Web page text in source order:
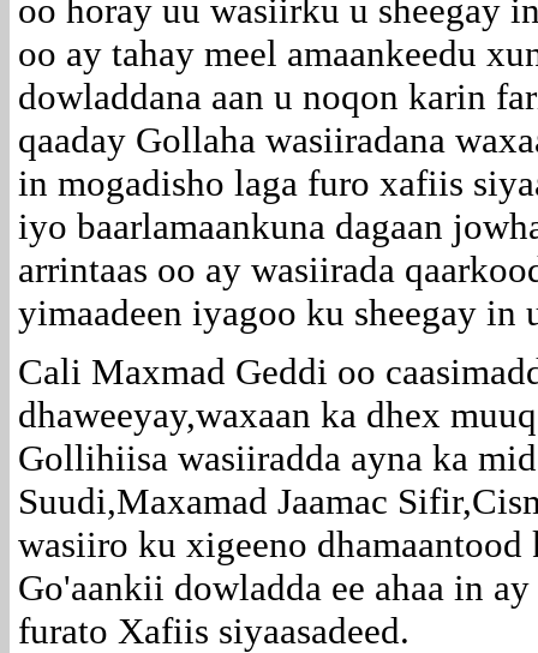
oo horay uu wasiirku u sheegay
oo ay tahay meel amaankeedu
dowladdana aan u noqon karin
qaaday Gollaha wasiiradana
in mogadisho laga furo xafiis
iyo baarlamaankuna dagaan
arrintaas oo ay wasiirada
yimaadeen iyagoo ku sheegay
Cali Maxmad Geddi oo
dhaweeyay,waxaan ka dhex
Gollihiisa wasiiradda ayna ka
Suudi,Maxamad Jaamac
wasiiro ku xigeeno
Go'aankii dowladda ee ahaa in
furato Xafiis siyaasadeed.